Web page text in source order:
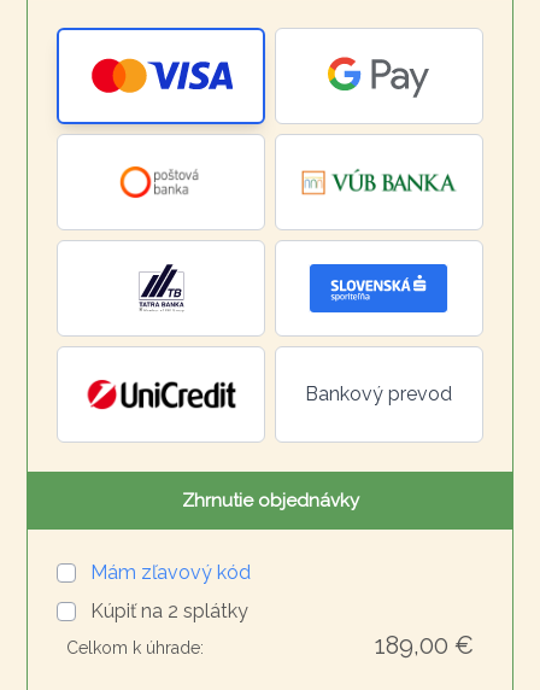
Bankový prevod
Zhrnutie objednávky
Mám zľavový kód
Kúpiť na 2 splátky
Celkom k úhrade: 189,00 €